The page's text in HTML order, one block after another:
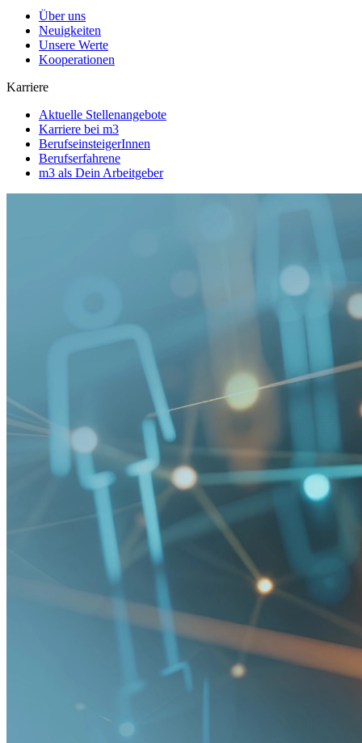
Über uns
Neuigkeiten
Unsere Werte
Kooperationen
Karriere
Aktuelle Stellenangebote
Karriere bei m3
BerufseinsteigerInnen
Berufserfahrene
m3 als Dein Arbeitgeber